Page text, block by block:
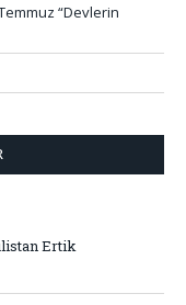
“Devlerin
Ertik